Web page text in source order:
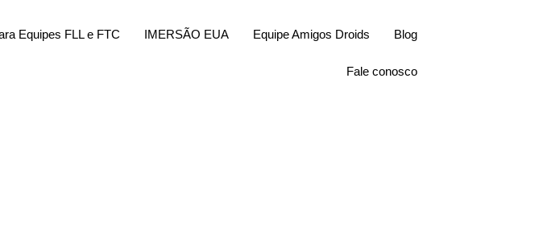
Equipes FLL e FTC IMERSÃO EUA Equipe Amigos Droids Blog
Fale conosco